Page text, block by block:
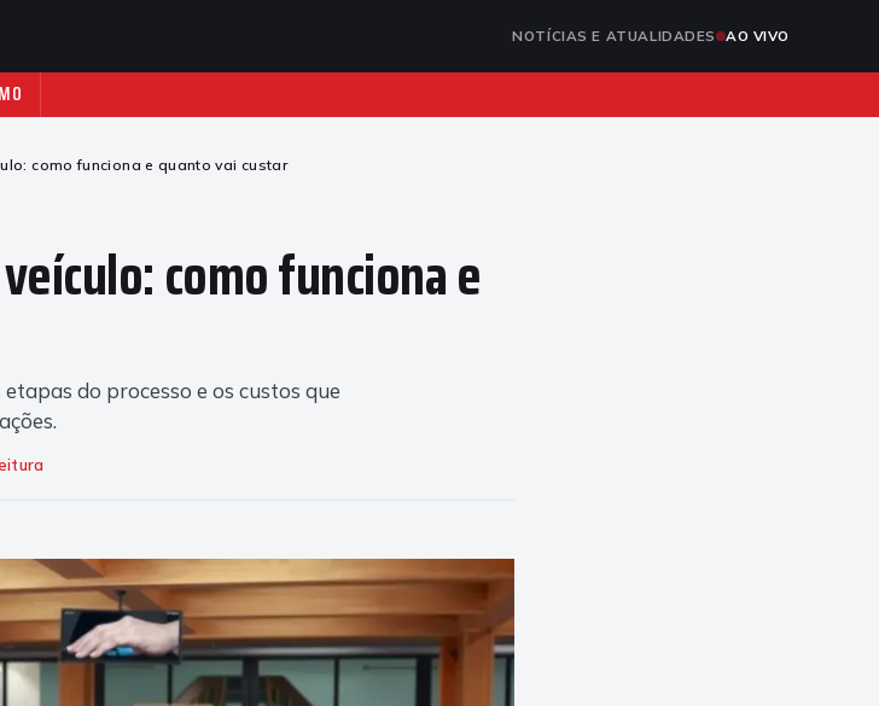
NOTÍCIAS E ATUALIDADES AO VIVO
como funciona e quanto vai custar
como funciona e
do processo e os custos que